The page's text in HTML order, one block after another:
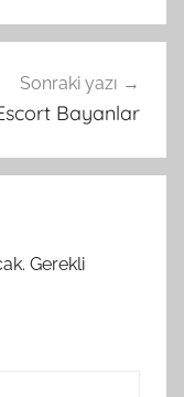
Sonraki yazı
Bayanlar
Gerekli